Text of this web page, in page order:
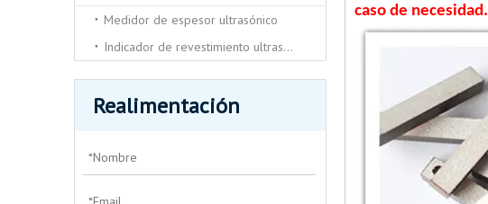
Medidor de espesor ultrasónico
Indicador de revestimiento ultrasónico
Realimentación
caso de necesidad.